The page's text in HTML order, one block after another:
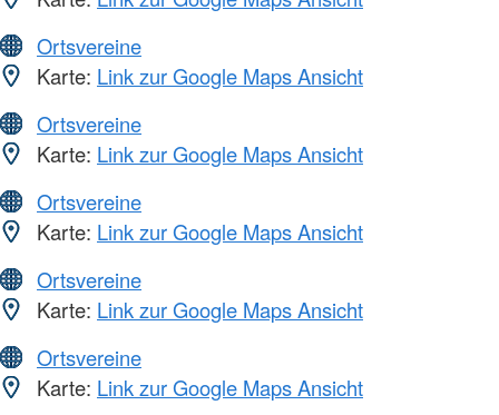
Ortsvereine
Karte: Link zur Google Maps Ansicht
Ortsvereine
Karte: Link zur Google Maps Ansicht
Ortsvereine
Karte: Link zur Google Maps Ansicht
Ortsvereine
Karte: Link zur Google Maps Ansicht
Ortsvereine
Karte: Link zur Google Maps Ansicht